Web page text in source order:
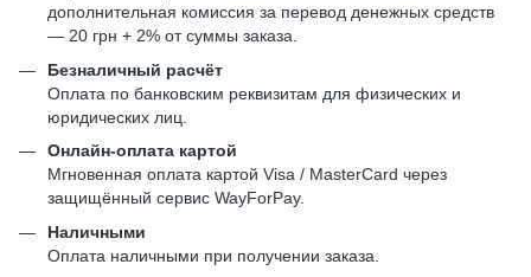
дополнительная комиссия за перевод денежных средств
— 20 грн + 2% от суммы заказа.
Безналичный расчёт
Оплата по банковским реквизитам для физических и
юридических лиц.
Онлайн-оплата картой
Мгновенная оплата картой Visa / MasterCard через
защищённый сервис WayForPay.
Наличными
Оплата наличными при получении заказа.